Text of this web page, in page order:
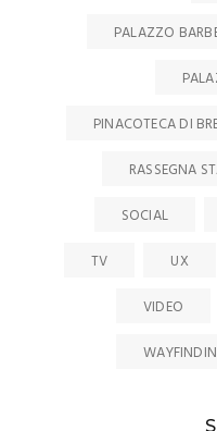
PALAZZO
PINACOTECA DI
RASSEGNA
SOCIAL
TV
UX
VIDEO